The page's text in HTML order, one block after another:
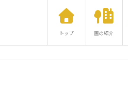
トップ 園の紹介